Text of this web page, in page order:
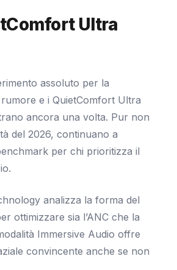
Ultra
assoluto per la
e i QuietComfort Ultra
ancora una volta. Pur non
del 2026, continuano a
per chi prioritizza il
analizza la forma del
ottimizzare sia l’ANC che la
Immersive Audio offre
convincente anche se non